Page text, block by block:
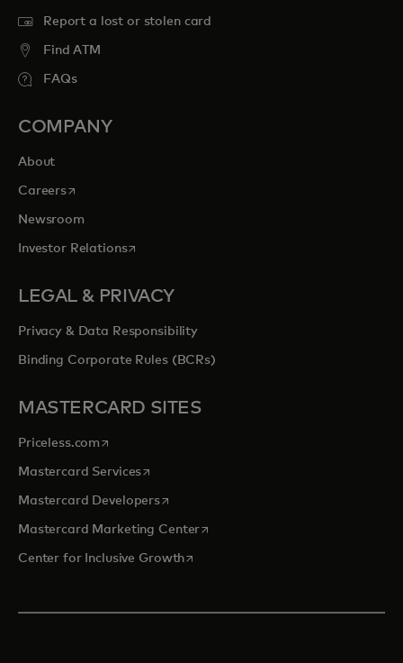
Report a lost or stolen card
Find ATM
FAQs
COMPANY
About
Careersopens in a new tab
Newsroom
Investor Relationsopens in a new tab
LEGAL & PRIVACY
Privacy & Data Responsibility
Binding Corporate Rules (BCRs)
MASTERCARD SITES
Priceless.com opens in a new tab
Mastercard Servicesopens in a new tab
Mastercard Developersopens in a new tab
Mastercard Marketing Centeropens in a new tab
Center for Inclusive Growthopens in a new tab